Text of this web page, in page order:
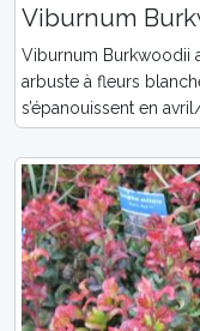
Viburnum
Viburnum Burkwoodii
arbuste à fleurs
s’épanouissent en avril/